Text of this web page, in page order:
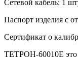
Сетевой кабель: 1
Паспорт изделия с
Сертификат о
ТЕТРОН-60010Е